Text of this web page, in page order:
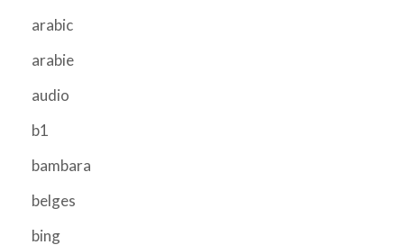
arabic
arabie
audio
b1
bambara
belges
bing